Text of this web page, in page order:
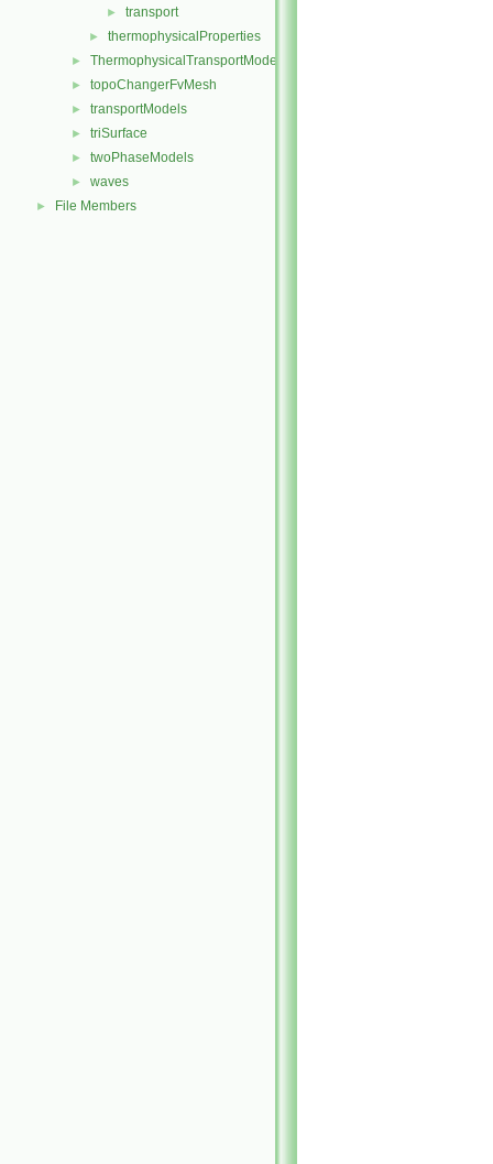
► transport
► thermophysicalProperties
► ThermophysicalTransportModels
► topoChangerFvMesh
► transportModels
► triSurface
► twoPhaseModels
► waves
► File Members